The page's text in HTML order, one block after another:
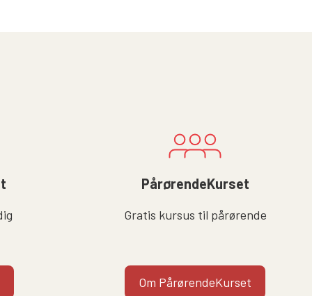
PårørendeKurset
Gratis kursus til pårørende
Om PårørendeKurset